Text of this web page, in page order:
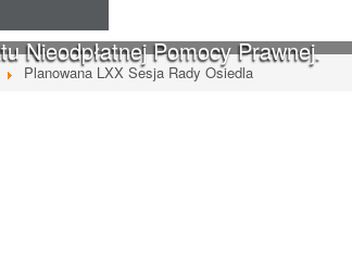
Nieodpłatnej Pomocy Prawnej.
Planowana LXX Sesja Rady Osiedla